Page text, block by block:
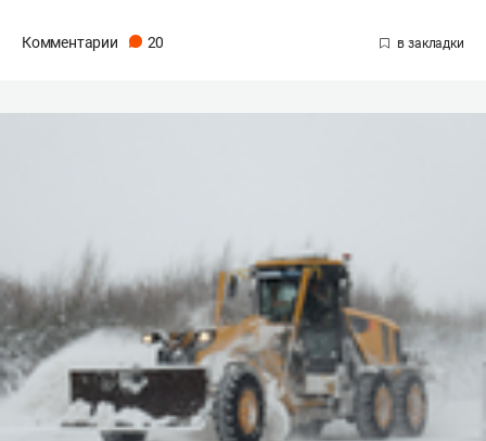
Комментарии 20